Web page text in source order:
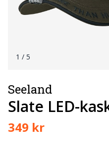
1 / 5
Seeland
Slate LED-
349 kr